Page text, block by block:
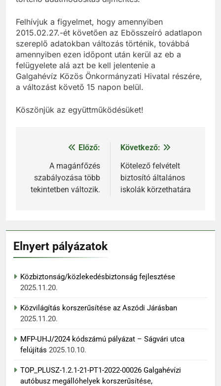
Felhívjuk a figyelmet, hogy amennyiben
2015.02.27.-ét követően az Ebösszeíró adatlapon
szereplő adatokban változás történik, továbbá
amennyiben ezen időpont után kerül az eb a
felügyelete alá azt be kell jelentenie a
Galgahévíz Közös Önkormányzati Hivatal részére,
a változást követő 15 napon belül.
Köszönjük az együttműködésüket!
Bejegyzés
navigáció
Előző:
A magánfőzés
szabályozása több
tekintetben változik.
Következő:
Kötelező felvételt
biztosító általános
iskolák körzethatára
Elnyert pályázatok
Közbiztonság/közlekedésbiztonság fejlesztése
2025.11.20.
Közvilágítás korszerűsítése az Aszódi Járásban
2025.11.20.
MFP-UHJ/2024 kódszámú pályázat – Ságvári utca
felújítás 2025.10.10.
TOP_PLUSZ-1.2.1-21-PT1-2022-00026 Galgahévízi
autóbusz megállóhelyek korszerűsítése,